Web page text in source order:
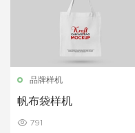
品牌样机
帆布袋样机
791